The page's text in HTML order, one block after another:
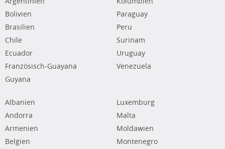
Bolivien
Brasilien
Chile
Ecuador
Französisch-Guayana
Guyana
Paraguay
Peru
Surinam
Uruguay
Venezuela
Albanien
Andorra
Armenien
Belgien
Luxemburg
Malta
Moldawien
Montenegro